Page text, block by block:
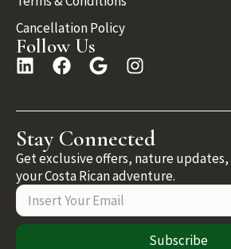
Cancellation Policy
Follow Us
Stay Connected
Get exclusive offers, nature
your Costa Rican adventure.
Subscribe